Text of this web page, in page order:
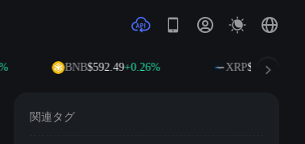
BNB$592.49+0.26% XRP$1.02 -0.75%
関連タグ